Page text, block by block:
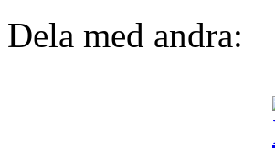
Dela med andra: